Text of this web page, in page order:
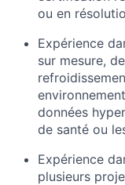
ou en
Expérience
sur mesure,
données
de santé ou
Expérience
plusieurs